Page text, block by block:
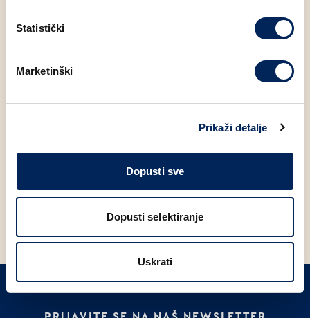
Statistički
Marketinški
Prikaži detalje
Dopusti sve
Dopusti selektiranje
Uskrati